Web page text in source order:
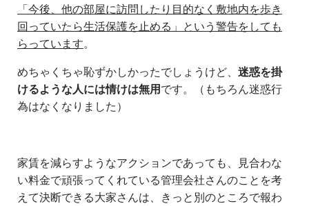
「今後、他の部屋に訪問したり目的なく敷地内を歩き
回っていたら生活保護を止める」という警告をしても
らっています。
めちゃくちゃ恥ずかしかったでしょうけど、 迷惑を掛
けるような人には情けは無用 です。（もちろん迷惑行
為はなくなりました）
家賃を減らすようなアクションであっても、見合わな
い料金で頑張ってくれている管理会社さんのことを考
えて決断できる大家さんは、きっと別のところで報わ